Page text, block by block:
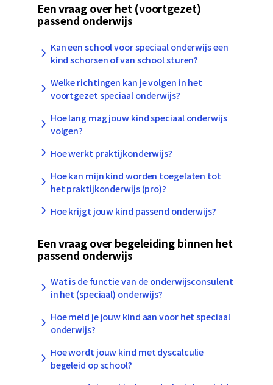
Een vraag over het (voortgezet)
passend onderwijs
Kan een school voor speciaal onderwijs een
kind schorsen of van school sturen?
Welke richtingen kan je volgen in het
voortgezet speciaal onderwijs?
Hoe lang mag jouw kind speciaal onderwijs
volgen?
Hoe werkt praktijkonderwijs?
Hoe kan mijn kind worden toegelaten tot
het praktijkonderwijs (pro)?
Hoe krijgt jouw kind passend onderwijs?
Een vraag over begeleiding binnen het
passend onderwijs
Wat is de functie van de onderwijsconsulent
in het (speciaal) onderwijs?
Hoe meld je jouw kind aan voor het speciaal
onderwijs?
Hoe wordt jouw kind met dyscalculie
begeleid op school?